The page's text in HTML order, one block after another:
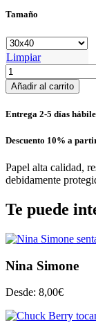
Tamaño
Limpiar
Trainspotting
cantidad
Añadir al carrito
Entrega 2-5 días
Descuento 10% a
Papel alta calidad,
debidamente
Te puede
Nina Simone
Desde: 8,00€